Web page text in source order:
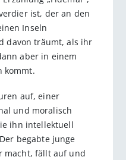
ist, der an den
Inseln
davon träumt, als ihr
aber in einem
kommt.
auf, einer
und moralisch
ihn intellektuell
begabte junge
macht, fällt auf und